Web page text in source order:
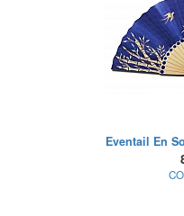
Eventail En